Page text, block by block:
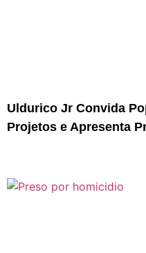
Uldurico Jr Convida
Projetos e Apresenta